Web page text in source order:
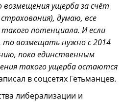
ущерба за счёт
думаю, все
потенциала. И если
то возмещать нужно с 2014
пока единственным
такого ущерба остаются
в соцсетях Гетьманцев.
либерализации и